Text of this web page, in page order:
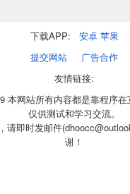
下载APP: 安卓 苹果
提交网站
广告合作
友情链接:
本网站所有内容都是靠程序在
仅供测试和学习交流。
请即时发邮件
谢！